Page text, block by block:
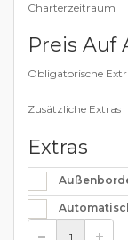
Charterzeitraum
Preis Auf
Obligatorische
Zusätzliche Extras
Extras